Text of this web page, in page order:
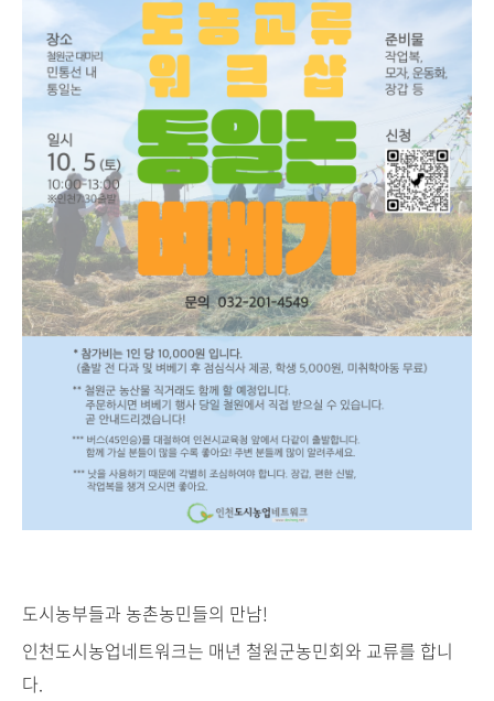
도시농부들과 농촌농민들의 만남!
인천도시농업네트워크는 매년 철원군농민회와 교류를 합니
다.